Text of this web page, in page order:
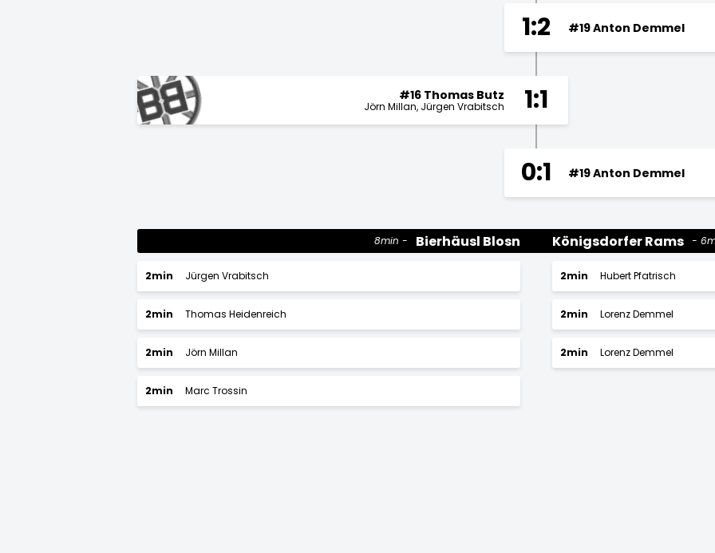
1:2 #19 Anton Demmel
1:1
#16 Thomas Butz
Jörn Millan Jürgen Vrabitsch
0:1 #19 Anton Demmel
Bierhäusl Blosn
8min
2min Jürgen Vrabitsch
2min Thomas Heidenreich
2min Jörn Millan
2min Marc Trossin
Königsdorfer Rams
2min Hubert Pfatrisch
2min Lorenz Demmel
2min Lorenz Demmel